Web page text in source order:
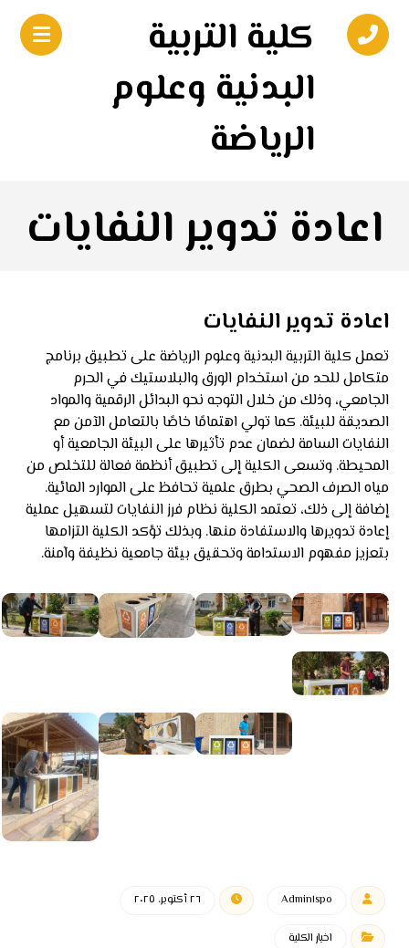
كلية التربية
البدنية وعلوم
الرياضة
اعادة تدوير النفايات
اعادة تدوير النفايات
تعمل كلية التربية البدنية وعلوم الرياضة على تطبيق برنامج
متكامل للحد من استخدام الورق والبلاستيك في الحرم
الجامعي، وذلك من خلال التوجه نحو البدائل الرقمية والمواد
الصديقة للبيئة. كما تولي اهتمامًا خاصًا بالتعامل الآمن مع
النفايات السامة لضمان عدم تأثيرها على البيئة الجامعية أو
المحيطة. وتسعى الكلية إلى تطبيق أنظمة فعالة للتخلص من
مياه الصرف الصحي بطرق علمية تحافظ على الموارد المائية.
إضافة إلى ذلك، تعتمد الكلية نظام فرز النفايات لتسهيل عملية
إعادة تدويرها والاستفادة منها. وبذلك تؤكد الكلية التزامها
بتعزيز مفهوم الاستدامة وتحقيق بيئة جامعية نظيفة وآمنة.
Admin١spo ٢٦ أكتوبر، ٢٠٢٥
اخبار الكلية